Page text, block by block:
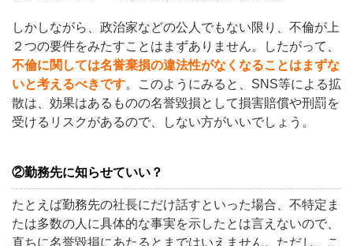
しかしながら、政治家などの公人でもない限り、不倫が上
２つの要件をみたすことはまずありません。したがって、
不倫に関しては名誉棄損の違法性がなくなることはまずな
いと考えるべきです。このようにみると、SNS等による拡
散は、効果はあるものの名誉毀損として損害賠償や刑罰を
受けるリスクがあるので、しない方がいいでしょう。
②勤務先に知らせていい？
たとえば勤務先の社長にだけ話すといった場合、不特定ま
たは多数の人に具体的な事実を示したとは言えないので、
直ちに名誉毀損にあたるとまではいえません。ただし、こ